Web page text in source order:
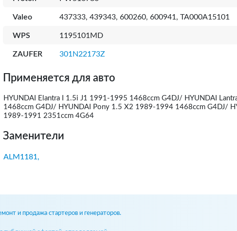
Valeo 437333, 439343, 600260, 600941, TA000A15101
WPS 1195101MD
ZAUFER 301N22173Z
Применяется для авто
HYUNDAI Elantra I 1.5i J1 1991-1995 1468ccm G4DJ/ HYUNDAI
1468ccm G4DJ/ HYUNDAI Pony 1.5 X2 1989-1994 1468ccm G4DJ/
1989-1991 2351ccm 4G64
Заменители
ALM1181,
и продажа стартеров и генераторов.